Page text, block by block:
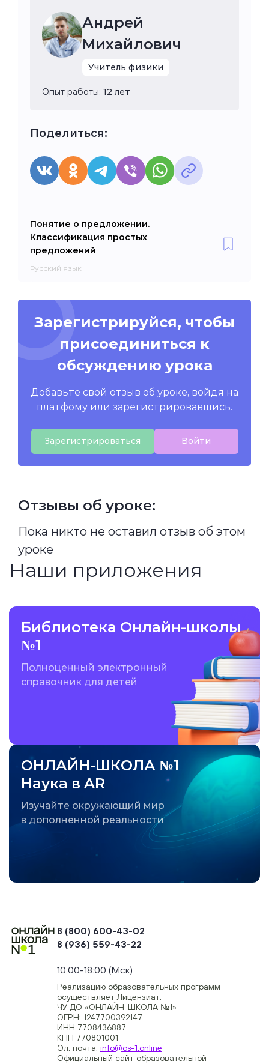
Андрей
Михайлович
Учитель физики
Опыт работы: 12 лет
Поделиться:
Понятие о предложении.
Классификация простых
предложений
Русский язык
Зарегистрируйся, чтобы
присоединиться к
обсуждению урока
Добавьте свой отзыв об уроке, войдя на
платфому или зарегистрировавшись.
Зарегистрироваться Войти
Отзывы об уроке:
Пока никто не оставил отзыв об этом
уроке
Наши приложения
Библиотека Онлайн-школы
№1
Полноценный электронный
справочник для детей
ОНЛАЙН-ШКОЛА №1
Наука в AR
Изучайте окружающий мир
в дополненной реальности
8 (800) 600-43-02
8 (936) 559-43-22
10:00-18:00 (Мск)
Реализацию образовательных программ
осуществляет Лицензиат:
ЧУ ДО «ОНЛАЙН-ШКОЛА №1»
ОГРН: 1247700392147
ИНН 7708436887
КПП 770801001
Эл. почта: info@os-1.online
Официальный сайт образовательной